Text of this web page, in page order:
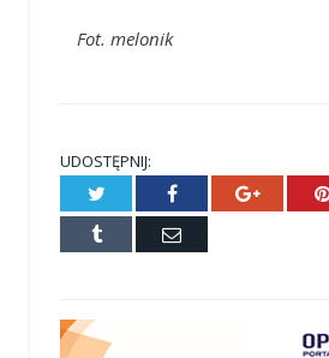
Fot. melonik
UDOSTĘPNIJ:
Twitter Facebook Google+
Tumblr
E-